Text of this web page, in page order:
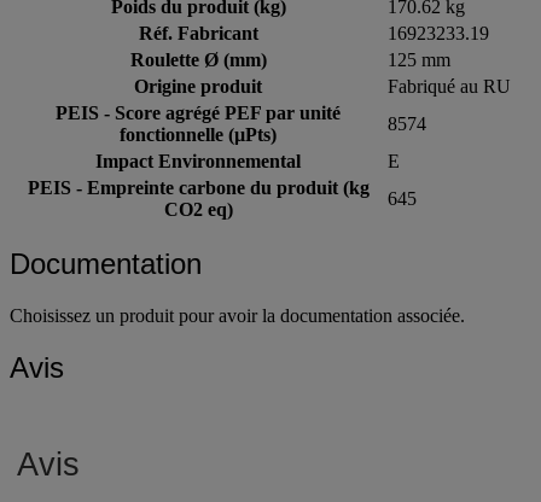
Poids du produit (kg)
170.62 kg
Réf. Fabricant
16923233.19
Roulette Ø (mm)
125 mm
Origine produit
Fabriqué au RU
PEIS - Score agrégé PEF par unité
fonctionnelle (µPts)
8574
Impact Environnemental
E
PEIS - Empreinte carbone du produit (kg
CO2 eq)
645
Documentation
Choisissez un produit pour avoir la documentation associée.
Avis